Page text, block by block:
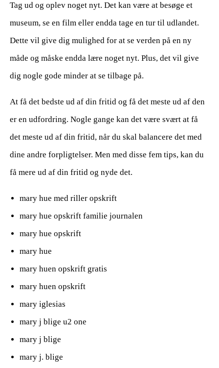
Tag ud og oplev noget nyt. Det kan være at besøge et
museum, se en film eller endda tage en tur til udlandet.
Dette vil give dig mulighed for at se verden på en ny
måde og måske endda lære noget nyt. Plus, det vil give
dig nogle gode minder at se tilbage på.
At få det bedste ud af din fritid og få det meste ud af den
er en udfordring. Nogle gange kan det være svært at få
det meste ud af din fritid, når du skal balancere det med
dine andre forpligtelser. Men med disse fem tips, kan du
få mere ud af din fritid og nyde det.
mary hue med riller opskrift
mary hue opskrift familie journalen
mary hue opskrift
mary hue
mary huen opskrift gratis
mary huen opskrift
mary iglesias
mary j blige u2 one
mary j blige
mary j. blige